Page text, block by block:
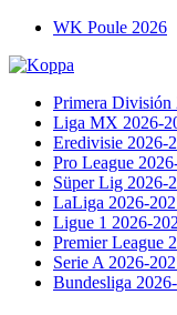
WK Poule 2026
Primera División
Liga MX 2026-
Eredivisie 2026-
Pro League
Süper Lig 2026-
LaLiga 2026-
Ligue 1 2026-
Premier League
Serie A 2026-
Bundesliga